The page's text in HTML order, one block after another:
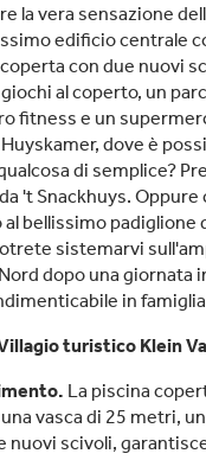
la vera sensazione
edificio centrale
con due nuovi
al coperto, un
fitness e un
dove è
di semplice?
't Snackhuys.
bellissimo padiglione
sistemarvi
dopo una giornata
in
turistico Klein
La piscina
vasca di 25 metri,
nuovi scivoli,